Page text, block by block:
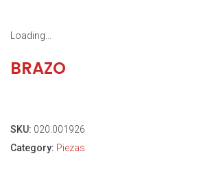
Loading...
BRAZO
SKU: 020.001926
Category: Piezas